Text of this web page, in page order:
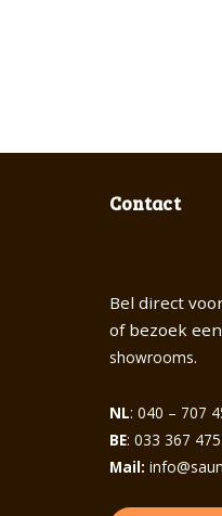
Contact
Bel direct
of bezoek
showrooms.
NL: 040 – 707
BE: 033 367 475
Mail: